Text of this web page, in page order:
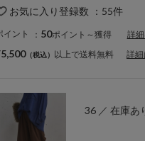
お気に入り登録数 ： 55件
イント ： 50ポイント～獲得 詳
36 ／ 在庫あ
以上で送料無料 詳細